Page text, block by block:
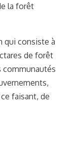
la forêt
qui consiste à
de forêt
communautés
faisant, de